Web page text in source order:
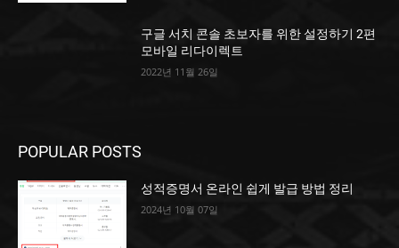
구글 서치 콘솔 초보자를 위한 설정하기 2편
모바일 리다이렉트
2022년 11월 26일
POPULAR POSTS
성적증명서 온라인 쉽게 발급 방법 정리
2024년 10월 07일